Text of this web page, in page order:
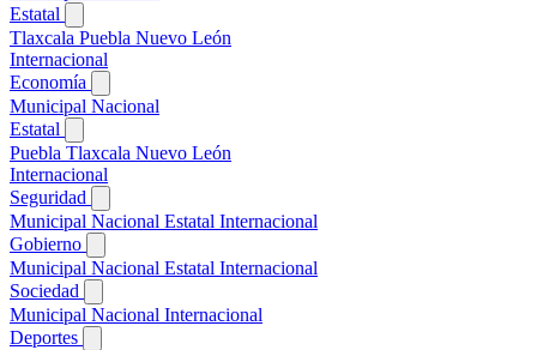
Estatal
Tlaxcala Puebla Nuevo León
Internacional
Economía
Municipal Nacional
Estatal
Puebla Tlaxcala Nuevo León
Internacional
Seguridad
Municipal Nacional Estatal Internacional
Gobierno
Municipal Nacional Estatal Internacional
Sociedad
Municipal Nacional Internacional
Deportes